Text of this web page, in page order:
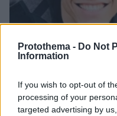
Protothema - Do Not
Information
If you wish to opt-out of
processing of your
targeted advertising by